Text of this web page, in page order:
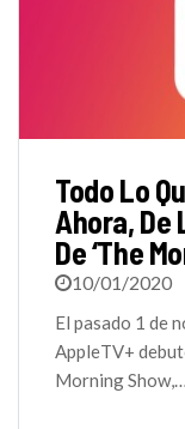
Todo Lo
Ahora, De
De ‘The
10/01/2020
El pasado 1 de
AppleTV+
Morning Show,…